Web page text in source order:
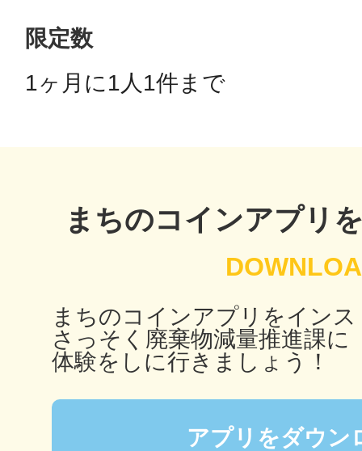
限定数
1ヶ月に1人1件まで
まちのコインアプリ
まちのコインアプリをイン
さっそく廃棄物減量推進課に
体験をしに行きましょう！
アプリをダウン
日置
高知市
シモキ